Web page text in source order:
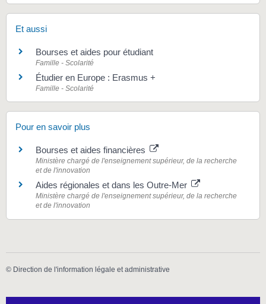
Et aussi
Bourses et aides pour étudiant
Famille - Scolarité
Étudier en Europe : Erasmus +
Famille - Scolarité
Pour en savoir plus
Bourses et aides financières
Ministère chargé de l'enseignement supérieur, de la recherche
et de l'innovation
Aides régionales et dans les Outre-Mer
Ministère chargé de l'enseignement supérieur, de la recherche
et de l'innovation
© Direction de l'information légale et administrative